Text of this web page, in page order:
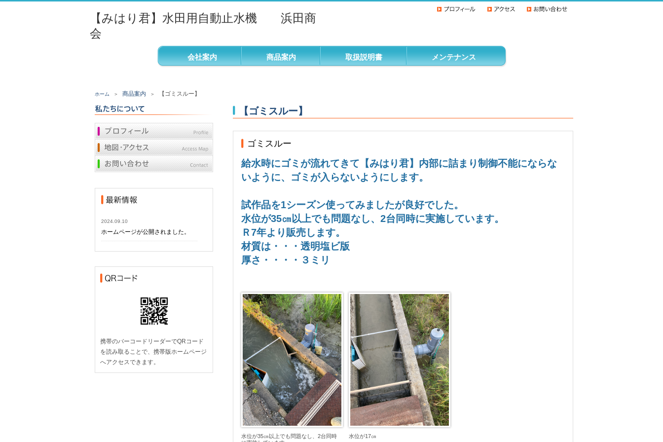
【みはり君】水田用自動止水機 浜田商
会
会社案内 商品案内 取扱説明書 メンテナンス
ホーム ＞ 商品案内 ＞ 【ゴミスルー】
プロフィール
地図・アクセス
2024.09.10
ホームページが公開されました。
携帯のバーコードリーダーでQRコード
を読み取ることで、携帯版ホームページ
へアクセスできます。
【ゴミスルー】
ゴミスルー
給水時にゴミが流れてきて【みはり君】内部に詰まり制御不能にならな
いように、ゴミが入らないようにします。
試作品を1シーズン使ってみましたが良好でした。
水位が35㎝以上でも問題なし、2台同時に実施しています。
Ｒ7年より販売します。
材質は・・・透明塩ビ版
厚さ・・・・３ミリ
水位が35㎝以上でも問題なし、2台同時
水位が17㎝